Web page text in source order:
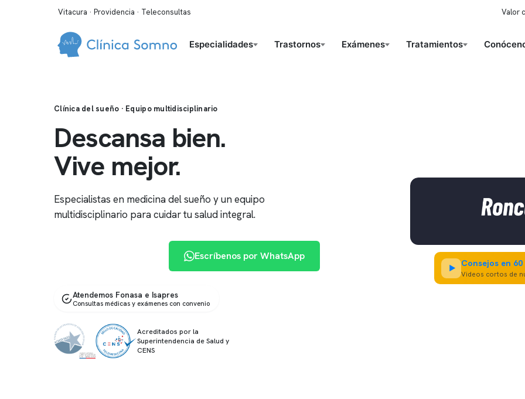
Vitacura · Providencia · Teleconsultas Valor
Especialidades Trastornos Exámenes Tratamientos
Clínica del sueño · Equipo multidisciplinario
Descansa bien.
Vive mejor.
Especialistas en medicina del sueño y un equipo
multidisciplinario para cuidar tu salud integral.
Escríbenos por WhatsApp
Atendemos Fonasa e Isapres
Consultas médicas y exámenes con convenio
Acreditados por la
Superintendencia de Salud y
CENS
Consejos en
Videos cortos de